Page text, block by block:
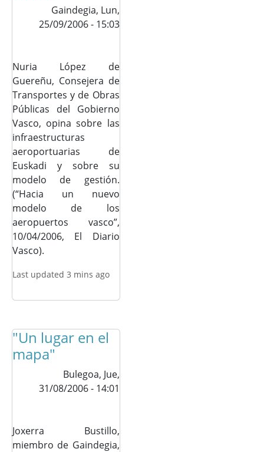
Gaindegia, Lun,
25/09/2006 - 15:03
Nuria López de
Guereñu, Consejera de
Transportes y de Obras
Públicas del Gobierno
Vasco, opina sobre las
infraestructuras
aeroportuarias de
Euskadi y sobre su
modelo de gestión.
(“Hacia un nuevo
modelo de los
aeropuertos vasco”,
10/04/2006, El Diario
Vasco).
Last updated 3 mins ago
"Un lugar en el
mapa"
Bulegoa, Jue,
31/08/2006 - 14:01
Joxerra Bustillo,
miembro de Gaindegia,